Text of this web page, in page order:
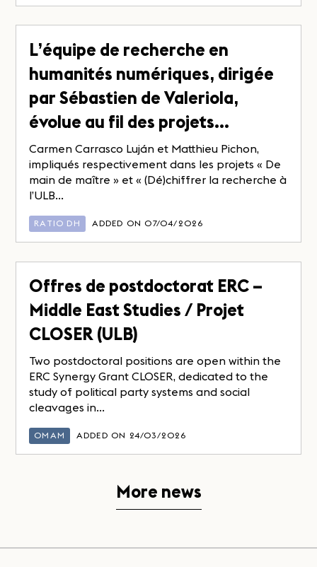
L’équipe de recherche en
humanités numériques, dirigée
par Sébastien de Valeriola,
évolue au fil des projets…
Carmen Carrasco Luján et Matthieu Pichon,
impliqués respectivement dans les projets « De
main de maître » et « (Dé)chiffrer la recherche à
l’ULB...
RATIO DH ADDED ON 07/04/2026
Offres de postdoctorat ERC –
Middle East Studies / Projet
CLOSER (ULB)
Two postdoctoral positions are open within the
ERC Synergy Grant CLOSER, dedicated to the
study of political party systems and social
cleavages in...
OMAM ADDED ON 24/03/2026
More news